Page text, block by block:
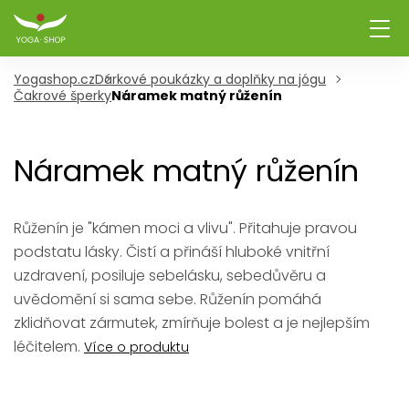
Yogashop.czDárkové poukázky a doplňky na jógu
Čakrové šperkyNáramek matný růženín
Náramek matný růženín
Růženín je "kámen moci a vlivu". Přitahuje pravou
podstatu lásky. Čistí a přináší hluboké vnitřní
uzdravení, posiluje sebelásku, sebedůvěru a
uvědomění si sama sebe. Růženín pomáhá
zklidňovat zármutek, zmírňuje bolest a je nejlepším
léčitelem. Více o produktu